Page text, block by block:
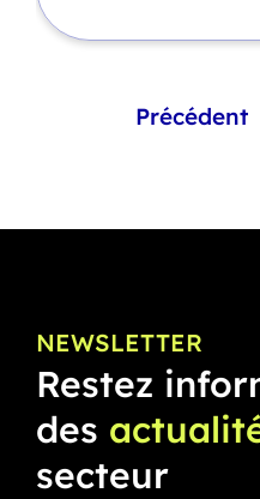
Précédent
NEWSLETTER
Restez
des
secteur